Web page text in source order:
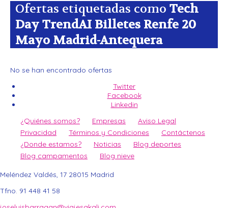
Ofertas etiquetadas como Tech
Day TrendAI Billetes Renfe 20
Mayo Madrid-Antequera
No se han encontrado ofertas
Twitter
Facebook
Linkedin
¿Quiénes somos?
Empresas
Aviso Legal
Privacidad
Términos y Condiciones
Contáctenos
¿Donde estamos?
Noticias
Blog deportes
Blog campamentos
Blog nieve
Meléndez Valdés, 17 28015 Madrid
Tfno. 91 448 41 58